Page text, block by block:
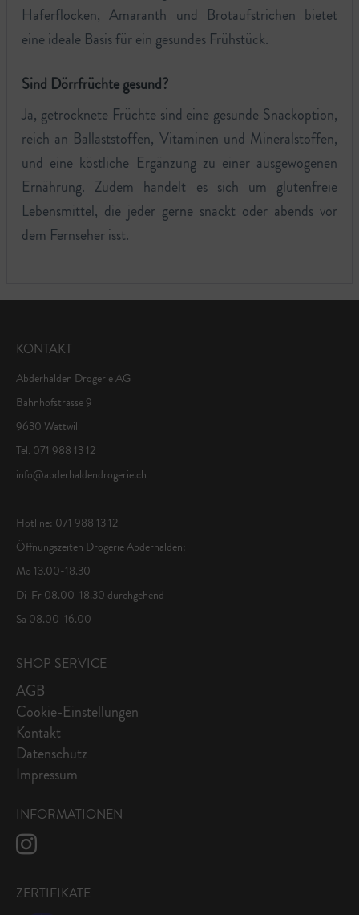
Haferflocken, Amaranth und Brotaufstrichen bietet
eine ideale Basis für ein gesundes Frühstück.
Sind Dörrfrüchte gesund?
Ja, getrocknete Früchte sind eine gesunde Snackoption,
reich an Ballaststoffen, Vitaminen und Mineralstoffen,
und eine köstliche Ergänzung zu einer ausgewogenen
Ernährung. Zudem handelt es sich um glutenfreie
Lebensmittel, die jeder gerne snackt oder abends vor
dem Fernseher isst.
KONTAKT
Abderhalden Drogerie AG
Bahnhofstrasse 9
9630 Wattwil
Tel. 071 988 13 12
info@abderhaldendrogerie.ch
Hotline: 071 988 13 12
Öffnungszeiten Drogerie Abderhalden:
Mo 13.00-18.30
Di-Fr 08.00-18.30 durchgehend
Sa 08.00-16.00
SHOP SERVICE
AGB
Cookie-Einstellungen
Kontakt
Datenschutz
Impressum
INFORMATIONEN
ZERTIFIKATE